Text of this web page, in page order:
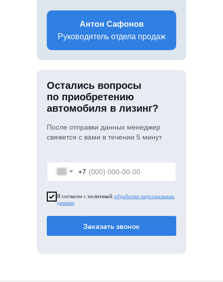
+7
Я согласен с политикой обработки персональных
данных
Заказать звонок
Остались вопросы
по приобретению
автомобиля в лизинг?
После отправки данных менеджер
свяжется с вами в течении 5 минут
Антон Сафонов
Руководитель отдела продаж